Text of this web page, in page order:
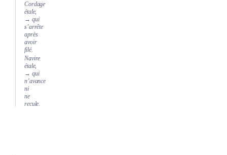
Cordage
étale,
→ qui
s’arrête
après
avoir
filé.
Navire
étale,
→ qui
n’avance
ni
ne
recule.